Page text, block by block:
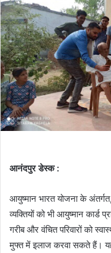
आनंदपुर डेस्क :
आयुष्मान भारत योजना के
व्यक्तियों को भी आयुष्मान कार्ड
गरीब और वंचित परिवारों को
मुफ्त में इलाज करवा सकते हैं।